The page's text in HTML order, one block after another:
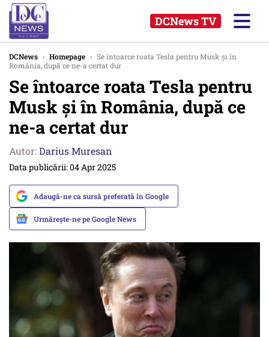
DCNews TV
DCNews › Homepage › Se întoarce roata Tesla pentru Musk și în
România, după ce ne-a certat dur
Se întoarce roata Tesla pentru
Musk și în România, după ce
ne-a certat dur
Autor:Darius Muresan
Data publicării: 04 Apr 2025
Adaugă-ne ca sursă preferată în Google
Urmărește-ne pe Google News